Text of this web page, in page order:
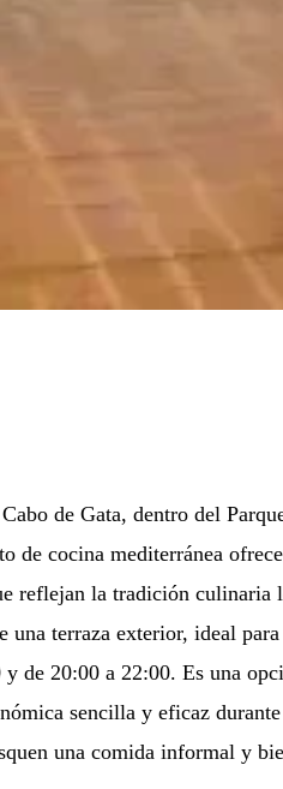
de Gata, dentro del
de cocina mediterránea
reflejan la tradición culinaria
una terraza exterior, ideal
de 20:00 a 22:00. Es una
sencilla y eficaz
una comida informal y